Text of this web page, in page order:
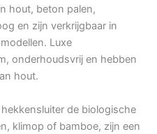
hout, beton palen,
en zijn verkrijgbaar in
Luxe
onderhoudsvrij en hebben
hout.
de biologische
klimop of bamboe, zijn een